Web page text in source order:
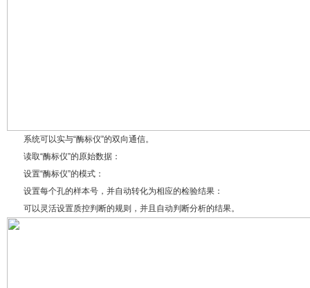
系统可以实与“酶标仪”的双向通信。
读取“酶标仪”的原始数据：
设置“酶标仪”的模式：
设置每个孔的样本号，并自动转化为相应的检验结果：
可以灵活设置质控判断的规则，并且自动判断分析的结果。